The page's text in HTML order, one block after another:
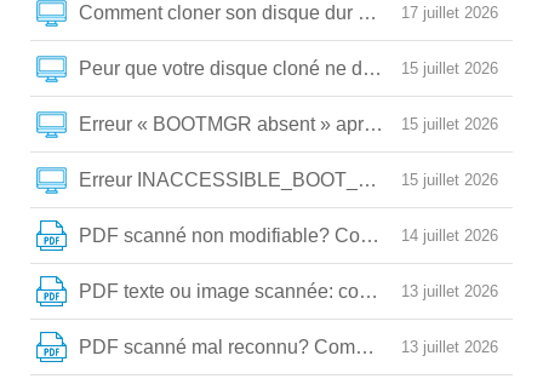
17 juillet 2026
Comment cloner son disque dur sans erreur (et
15 juillet 2026
Peur que votre disque cloné ne démarre pas?
15 juillet 2026
Erreur « BOOTMGR absent » après clonage: la
15 juillet 2026
Erreur INACCESSIBLE_BOOT_DEVICE après
14 juillet 2026
PDF scanné non modifiable? Comment le convertir
13 juillet 2026
PDF texte ou image scannée: comment choisir la
13 juillet 2026
PDF scanné mal reconnu? Comment l’optimiser pour